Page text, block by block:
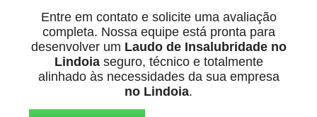
Entre em contato e solicite uma avaliação
completa. Nossa equipe está pronta para
desenvolver um Laudo de Insalubridade no
Lindoiaseguro, técnico e totalmente
alinhado às necessidades da sua empresa
no Lindoia.